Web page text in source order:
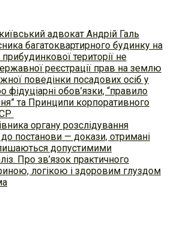
адвокат Андрій Галь
багатоквартирного будинку на
території не
реєстрації прав на землю
поведінки посадових осіб у
фідуціарні обов’язки, “правило
та Принципи корпоративного
органу розслідування
постанови — докази, отримані
допустимими
Про зв’язок практичного
логікою і здоровим глуздом